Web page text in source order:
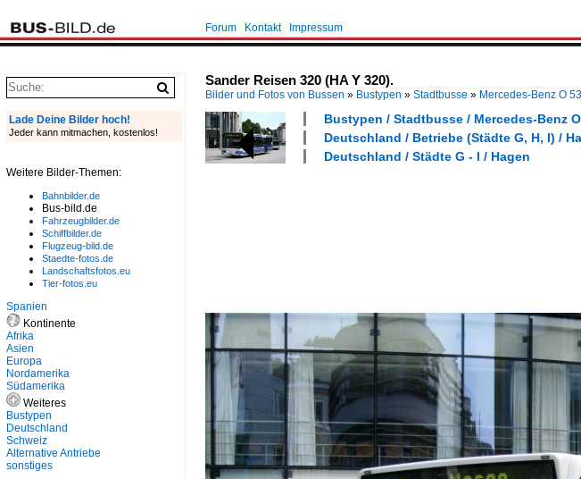
Forum Kontakt Impressum
Sander Reisen 320 (HA Y 320).
Bilder und Fotos von Bussen » Bustypen » Stadtbusse » Mercedes-Benz O
Bustypen / Stadtbusse / Mercedes-Benz
Deutschland / Betriebe (Städte G, H, I) /
Deutschland / Städte G - I / Hagen
Lade Deine Bilder hoch!
Jeder kann mitmachen, kostenlos!
Weitere Bilder-Themen:
Bahnbilder.de
Bus-bild.de
Fahrzeugbilder.de
Schiffbilder.de
Flugzeug-bild.de
Staedte-fotos.de
Landschaftsfotos.eu
Tier-fotos.eu
Spanien
Kontinente
Afrika
Asien
Europa
Nordamerika
Südamerika
Weiteres
Bustypen
Deutschland
Schweiz
Alternative Antriebe
sonstiges